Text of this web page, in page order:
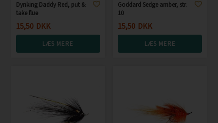
Dynking Daddy Red, put &
take flue
15,50 DKK
LÆS MERE
Goddard Sedge amber, str.
10
15,50 DKK
LÆS MERE